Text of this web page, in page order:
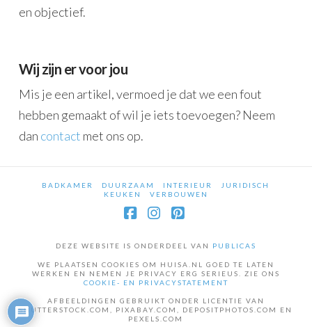
en objectief.
Wij zijn er voor jou
Mis je een artikel, vermoed je dat we een fout
hebben gemaakt of wil je iets toevoegen? Neem
dan contact met ons op.
BADKAMER DUURZAAM INTERIEUR
JURIDISCH
KEUKEN
VERBOUWEN
DEZE WEBSITE IS ONDERDEEL VAN PUBLICAS
WE PLAATSEN COOKIES OM HUISA.NL GOED TE LATEN
WERKEN EN NEMEN JE PRIVACY ERG SERIEUS. ZIE ONS
COOKIE- EN PRIVACYSTATEMENT
AFBEELDINGEN GEBRUIKT ONDER LICENTIE VAN
SHUTTERSTOCK.COM, PIXABAY.COM, DEPOSITPHOTOS.COM EN
PEXELS.COM